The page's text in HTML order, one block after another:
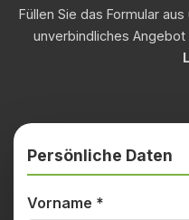
Füllen Sie das Formular
unverbindliches Angebot
Persönliche Daten
Vorname *